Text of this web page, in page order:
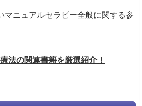
マニュアルセラピー全般に関する参
法の関連書籍を厳選紹介！